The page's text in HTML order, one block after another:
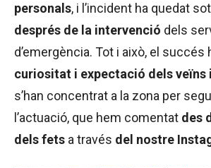
personals, i l’incident ha quedat
després de la intervenció dels
d’emergència. Tot i això, el succés
curiositat i expectació dels veïns
s’han concentrat a la zona per
l’actuació, que hem comentat des
dels fets a través del nostre